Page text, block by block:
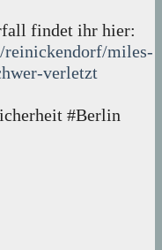
findet ihr hier:
miles-
verletzt
#Berlin